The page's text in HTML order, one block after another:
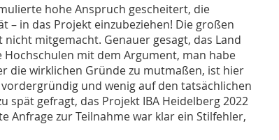
hohe Anspruch gescheitert, die
– in das Projekt einzubeziehen! Die großen
mitgemacht. Genauer gesagt, das Land
mit dem Argument, man habe
die wirklichen Gründe zu mutmaßen, ist hier
und wenig auf den tatsächlichen
spät gefragt, das Projekt IBA Heidelberg 2022
Anfrage zur Teilnahme war klar ein Stilfehler,